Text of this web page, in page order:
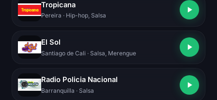
Tropicana
Pereira · Hip-hop, Salsa
El Sol
Santiago de Cali · Salsa, Merengue
Radio Policia Nacional
Barranquilla · Salsa